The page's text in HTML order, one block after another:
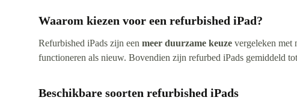
Waarom kiezen voor een refurbished iPad?
Refurbished iPads zijn een meer duurzame keuze vergeleken met
functioneren als nieuw. Bovendien zijn refurbed iPads gemiddeld tot
Beschikbare soorten refurbished iPads